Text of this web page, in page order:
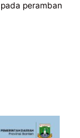
peramban